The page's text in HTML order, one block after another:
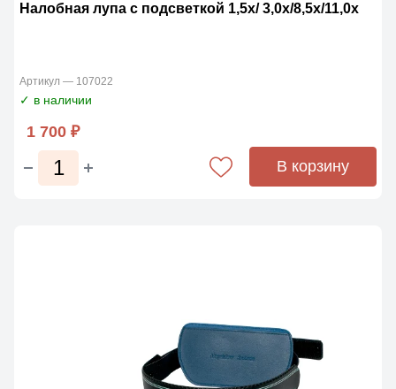
Налобная лупа с подсветкой 1,5х/ 3,0х/8,5х/11,0х
Артикул — 107022
✓ в наличии
1 700 ₽
В корзину